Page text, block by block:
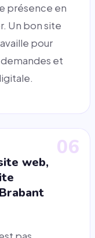
présence en
Un bon site
pour
et
06
web,